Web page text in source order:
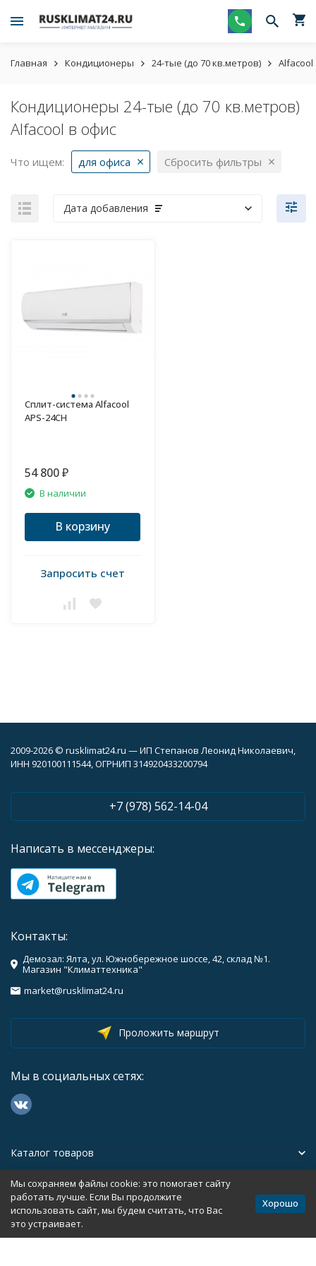
Главная Кондиционеры 24-тые (до 70 кв.метров) Alfacool
Кондиционеры 24-тые (до 70 кв.метров)
Alfacool в офис
Что ищем: для офиса Сбросить фильтры
Дата добавления
Сплит-система Alfacool
APS-24CH
54 800 ₽
В наличии
В корзину
Запросить счет
2009-2026 © rusklimat24.ru — ИП Степанов Леонид Николаевич,
ИНН 920100111544, ОГРНИП 314920433200794
+7 (978) 562-14-04
Написать в мессенджеры:
Контакты:
Демозал: Ялта, ул. Южнобережное шоссе, 42, склад №1.
Магазин "Климаттехника"
market@rusklimat24.ru
Проложить маршрут
Мы в социальных сетях:
Каталог товаров
Помощь
Политика персональных данных
Мы сохраняем файлы cookie: это помогает сайту
работать лучше. Если Вы продолжите
использовать сайт, мы будем считать, что Вас
это устраивает.
Хорошо